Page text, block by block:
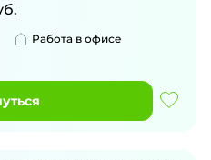
Работа в офисе